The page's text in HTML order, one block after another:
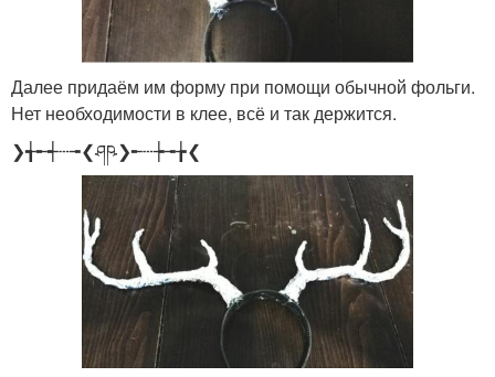
Далее придаём им форму при помощи обычной фольги.
Нет необходимости в клее, всё и так держится.
❯╅╾┽┄╼❮ཤཥ❯╾┄┾╼╆❮